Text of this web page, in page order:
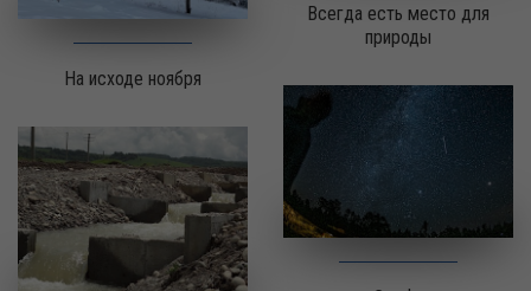
На исходе ноября
Всегда есть место для
природы